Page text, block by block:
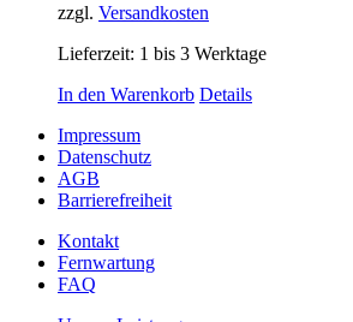
zzgl. Versandkosten
Lieferzeit: 1 bis 3 Werktage
In den Warenkorb Details
Impressum
Datenschutz
AGB
Barrierefreiheit
Kontakt
Fernwartung
FAQ